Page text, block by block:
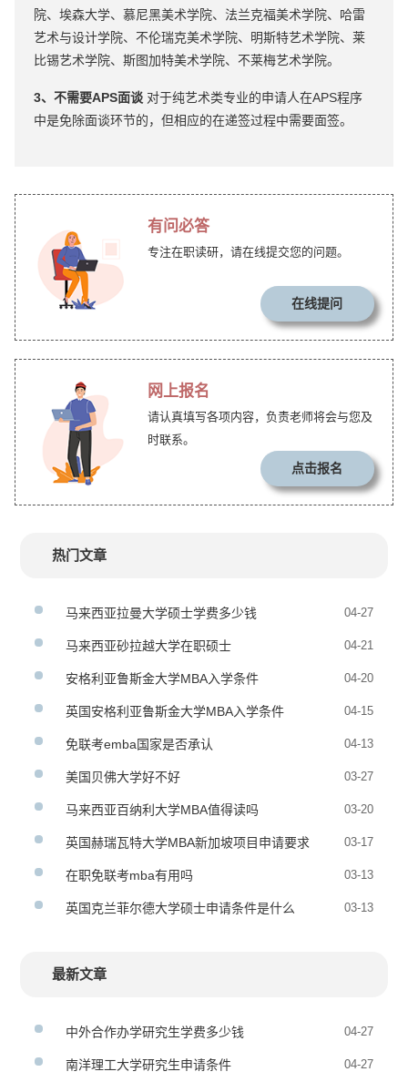
院、埃森大学、慕尼黑美术学院、法兰克福美术学院、哈雷
艺术与设计学院、不伦瑞克美术学院、明斯特艺术学院、莱
比锡艺术学院、斯图加特美术学院、不莱梅艺术学院。
3、不需要APS面谈对于纯艺术类专业的申请人在APS程序
中是免除面谈环节的，但相应的在递签过程中需要面签。
有问必答
专注在职读研，请在线提交您的问题。
在线提问
网上报名
请认真填写各项内容，负责老师将会与您及
时联系。
点击报名
热门文章
马来西亚拉曼大学硕士学费多少钱 04-27
马来西亚砂拉越大学在职硕士 04-21
安格利亚鲁斯金大学MBA入学条件 04-20
英国安格利亚鲁斯金大学MBA入学条件 04-15
免联考emba国家是否承认 04-13
美国贝佛大学好不好 03-27
马来西亚百纳利大学MBA值得读吗 03-20
英国赫瑞瓦特大学MBA新加坡项目申请要求 03-17
在职免联考mba有用吗 03-13
英国克兰菲尔德大学硕士申请条件是什么 03-13
最新文章
中外合作办学研究生学费多少钱 04-27
南洋理工大学研究生申请条件 04-27